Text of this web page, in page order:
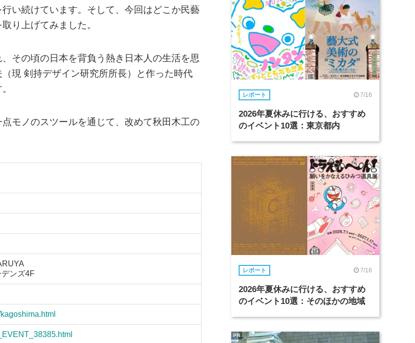
い続けています。そして、今回はどこか民藝
り上げてみました。
その頃の日本を背負う熱き日本人の生活を思
現 剣持デザイン研究所所長）と作った時代
モノのスツールを通じて、改めて秋田木工の
ンズ4F
レポート 7/16
2026年夏休みに行ける、おすすめ
のイベント10選：東京都内
レポート 7/16
2026年夏休みに行ける、おすすめ
のイベント10選：そのほかの地域
PR